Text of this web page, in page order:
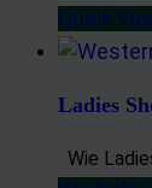
Quick
Ladies
Wie